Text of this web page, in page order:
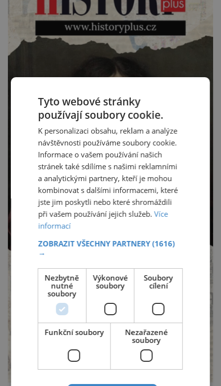
Tyto webové stránky
používají soubory cookie.
K personalizaci obsahu, reklam a analýze
návštěvnosti používáme soubory cookie.
Informace o vašem používání našich
stránek také sdílíme s našimi reklamními
a analytickými partnery, kteří je mohou
kombinovat s dalšími informacemi, které
jste jim poskytli nebo které shromáždili
při vašem používání jejich služeb.Více
informací
ZOBRAZIT VŠECHNY PARTNERY(1616)
→
Nezbytně
nutné
soubory
Výkonové
soubory
Soubory
cílení
Funkční soubory
Nezařazené
soubory